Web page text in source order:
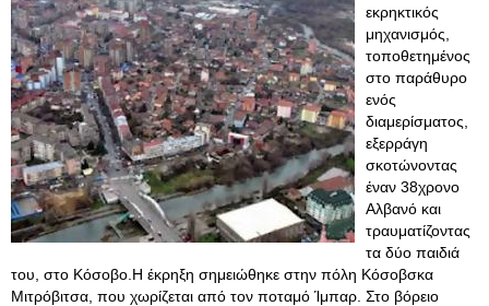
εκρηκτικός
μηχανισμός,
τοποθετημένος
στο παράθυρο
ενός
διαμερίσματος,
εξερράγη
σκοτώνοντας
έναν 38χρονο
Αλβανό και
τραυματίζοντας
τα δύο παιδιά
του, στο Κόσοβο.Η έκρηξη σημειώθηκε στην πόλη Κόσοβσκα
Μιτρόβιτσα, που χωρίζεται από τον ποταμό Ίμπαρ. Στο βόρειο